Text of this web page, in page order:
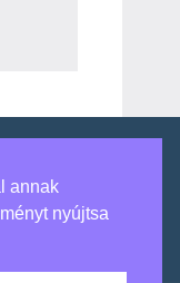
annak
nyújtsa